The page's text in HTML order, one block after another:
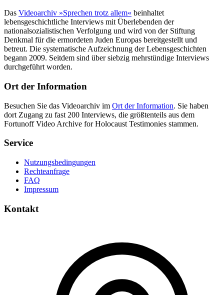
Das Videoarchiv »Sprechen trotz allem« beinhaltet
lebensgeschichtliche Interviews mit Überlebenden der
nationalsozialistischen Verfolgung und wird von der Stiftung
Denkmal für die ermordeten Juden Europas bereitgestellt und
betreut. Die systematische Aufzeichnung der Lebensgeschichten
begann 2009. Seitdem sind über siebzig mehrstündige Interviews
durchgeführt worden.
Ort der Information
Besuchen Sie das Videoarchiv im Ort der Information. Sie haben
dort Zugang zu fast 200 Interviews, die größtenteils aus dem
Fortunoff Video Archive for Holocaust Testimonies stammen.
Service
Nutzungsbedingungen
Rechteanfrage
FAQ
Impressum
Kontakt